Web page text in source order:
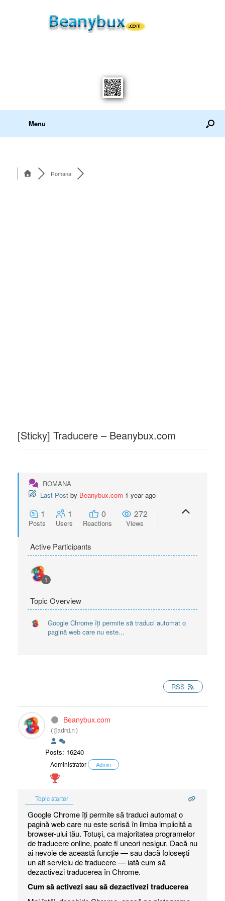
Menu
Romana
[Sticky] Traducere – Beanybux.com
ROMANA
Last Post by Beanybux.com 1 year ago
1
Posts
1
Users
0
Reactions
272
Views
Active Participants
1
Topic Overview
Google Chrome îți permite să traduci automat o
pagină web care nu este...
RSS
Beanybux.com
(@admin)
Posts: 16240
Administrator Admin
Topic starter
Google Chrome îți permite să traduci automat o
pagină web care nu este scrisă în limba implicită a
browser-ului tău. Totuși, ca majoritatea programelor
de traducere online, poate fi uneori nesigur. Dacă nu
ai nevoie de această funcție — sau dacă folosești
un alt serviciu de traducere — iată cum să
dezactivezi traducerea în Chrome.
Cum să activezi sau să dezactivezi traducerea